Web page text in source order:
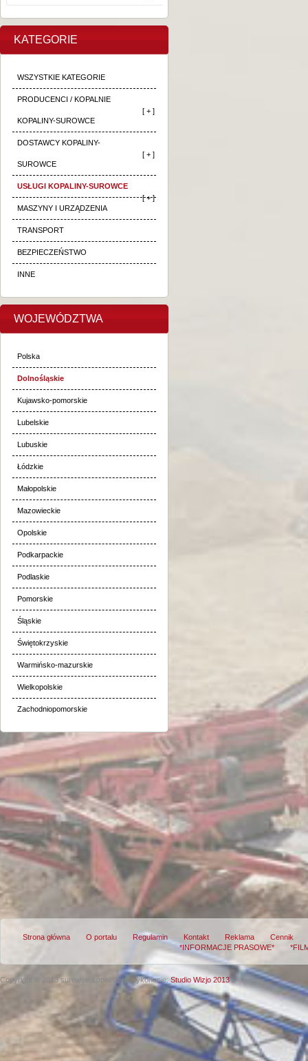
KATEGORIE
WSZYSTKIE KATEGORIE
PRODUCENCI / KOPALNIE
KOPALINY-SUROWCE
[ + ]
DOSTAWCY KOPALINY-
SUROWCE
[ + ]
USŁUGI KOPALINY-SUROWCE
[ + ]
MASZYNY I URZĄDZENIA
TRANSPORT
BEZPIECZEŃSTWO
INNE
WOJEWÓDZTWA
Polska
Dolnośląskie
Kujawsko-pomorskie
Lubelskie
Lubuskie
Łódzkie
Małopolskie
Mazowieckie
Opolskie
Podkarpackie
Podlaskie
Pomorskie
Śląskie
Świętokrzyskie
Warmińsko-mazurskie
Wielkopolskie
Zachodniopomorskie
Strona główna O portalu Regulamin Kontakt Reklama
Cennik
*INFORMACJE PRASOWE*
Copyright © 2013 surowce-kopalnie.plWykonanie:Studio Wizjo 2013